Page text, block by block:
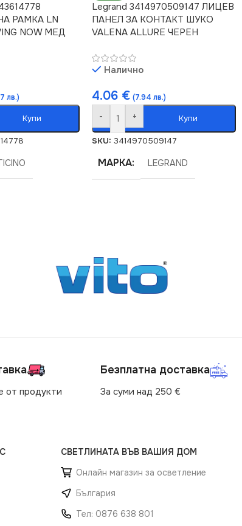
РАМКА LN
NOW МЕД
лв.)
Купи
Legrand 3414970509147 ЛИЦЕВ
ПАНЕЛ ЗА КОНТАКТ ШУКО
VALENA ALLURE ЧЕРЕН
Налично
4.06 € (7.94 лв.)
- + Купи
SKU:3414970509147
МАРКА LEGRAND
от продукти
Безплатна доставка
За суми над 250 €
СВЕТЛИНАТА ВЪВ ВАШИЯ ДОМ
Онлайн магазин за осветление
България
Тел: 0876 638 801